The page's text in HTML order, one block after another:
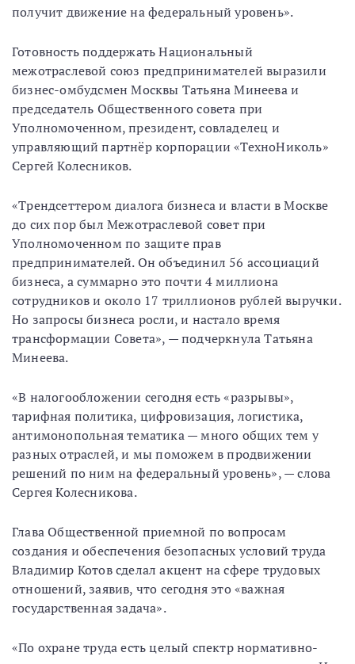
получит движение на федеральный уровень».
Готовность поддержать Национальный
межотраслевой союз предпринимателей выразили
бизнес-омбудсмен Москвы Татьяна Минеева и
председатель Общественного совета при
Уполномоченном, президент, совладелец и
управляющий партнёр корпорации «ТехноНиколь»
Сергей Колесников.
«Трендсеттером диалога бизнеса и власти в Москве
до сих пор был Межотраслевой совет при
Уполномоченном по защите прав
предпринимателей. Он объединил 56 ассоциаций
бизнеса, а суммарно это почти 4 миллиона
сотрудников и около 17 триллионов рублей выручки.
Но запросы бизнеса росли, и настало время
трансформации Совета», — подчеркнула Татьяна
Минеева.
«В налогообложении сегодня есть «разрывы»,
тарифная политика, цифровизация, логистика,
антимонопольная тематика — много общих тем у
разных отраслей, и мы поможем в продвижении
решений по ним на федеральный уровень», — слова
Сергея Колесникова.
Глава Общественной приемной по вопросам
создания и обеспечения безопасных условий труда
Владимир Котов сделал акцент на сфере трудовых
отношений, заявив, что сегодня это «важная
государственная задача».
«По охране труда есть целый спектр нормативно-